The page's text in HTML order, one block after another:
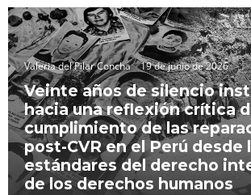
Valeria del Pilar Concha 19 de junio de 2026
Veinte años de silencio
hacia una reflexión crítica
cumplimiento de las
post-CVR en el Perú desde
estándares del derecho
de los derechos humanos